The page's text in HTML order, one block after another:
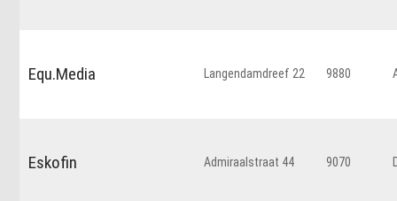
Equ.Media Langendamdreef 22 9880
Eskofin Admiraalstraat 44 9070